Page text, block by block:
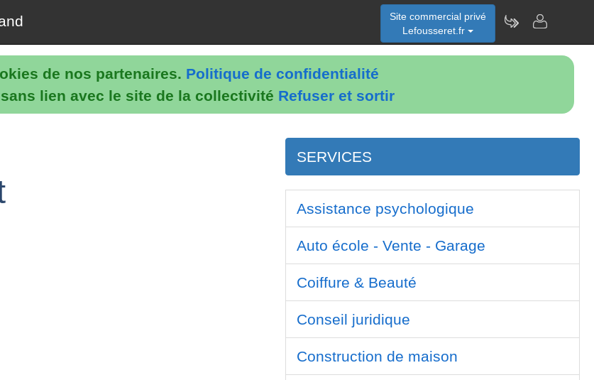
de nos partenaires. Politique de confidentialité
lien avec le site de la collectivité Refuser et sortir
Site commercial privé
Lefousseret.fr
SERVICES
Assistance psychologique
Auto école - Vente - Garage
Coiffure & Beauté
Conseil juridique
Construction de maison